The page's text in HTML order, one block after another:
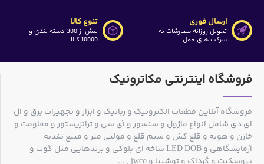
ارسال فوری
تحویل روزانه سفارشات به
شرکت های حمل
تنوع کالا
بیش از 300 دسته بندی و
10000 کالا
فروشگاه اینترنتی مکاترونیک
فروشگاه آنلاین قطعات الکترونیک و رباتیک و ابزار و تجهیزات برق و ال
ای دی شامل انواع ماژول و سنسور و آی سی و ترانزیستور و مقاومت و
خازن و هویه و قلع کش و سیم قلع و مولتی متر و منبع تغذیه
آزمایشگاهی و LED DOB شاخه ای بلوکی و برندهایی مثل گوت و
پروسکیت و گرداک و توشیبا و jwco , ...